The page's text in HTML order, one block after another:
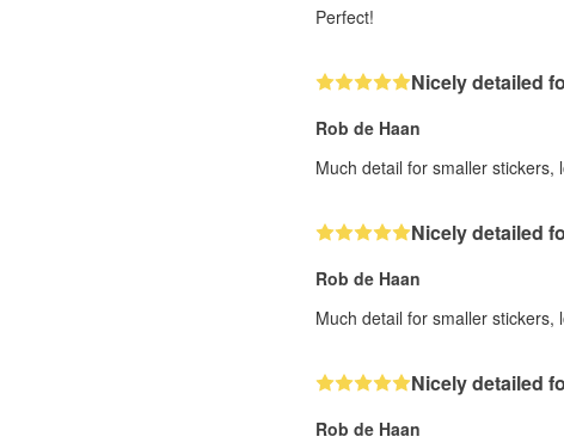
Perfect!
Nicely detailed
Rob de Haan
Much detail for smaller stickers,
Nicely detailed
Rob de Haan
Much detail for smaller stickers,
Nicely detailed
Rob de Haan